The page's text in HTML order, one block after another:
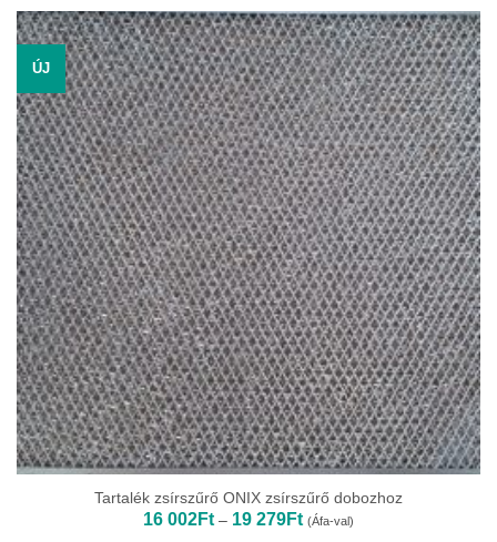
-
32
208Ft
ÚJ
Tartalék zsírszűrő ONIX zsírszűrő dobozhoz
16 002Ft – 19 279FtÁrtartomány:
16
(Áfa-val)